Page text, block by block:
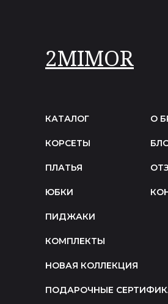
КАТАЛОГ
КОРСЕТЫ
ПЛАТЬЯ
ЮБКИ
ПИДЖАКИ
КОМПЛЕКТЫ
НОВАЯ КОЛЛЕКЦИЯ
ПОДАРОЧНЫЕ
О
2MIMOR